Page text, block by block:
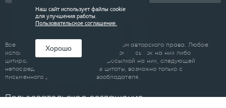
Все материалы сайта являются объектом авторского права. Любое
использование материалов сайта, кроме ссылок на них либо
цитирование с обязательной гиперссылкой на них, следующей
непосредственно до либо после цитаты, возможно только с
письменного разрешения правообладателя.
Пользовательское соглашение
Наш сайт использует файлы cookie
для улучшения работы.
Пользовательское соглашение.
Хорошо